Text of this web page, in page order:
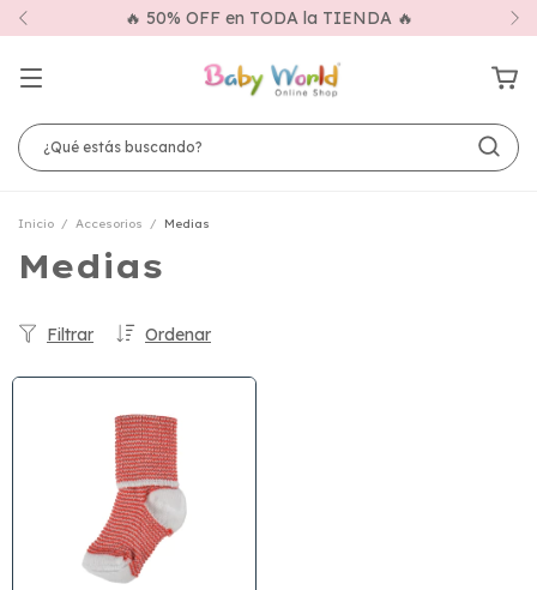
🔥 50% OFF en TODA la TIENDA 🔥
Inicio / Accesorios / Medias
Medias
Ordenar
Filtrar